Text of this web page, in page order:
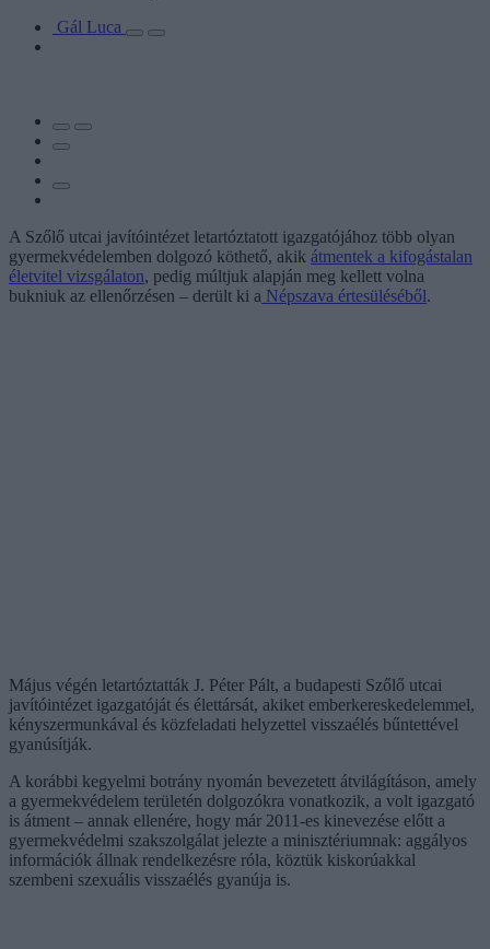
Gál Luca
A Szőlő utcai javítóintézet letartóztatott igazgatójához több olyan
gyermekvédelemben dolgozó köthető, akik átmentek a kifogástalan
életvitel vizsgálaton, pedig múltjuk alapján meg kellett volna
bukniuk az ellenőrzésen – derült ki a Népszava értesüléséből.
Május végén letartóztatták J. Péter Pált, a budapesti Szőlő utcai
javítóintézet igazgatóját és élettársát, akiket emberkereskedelemmel,
kényszermunkával és közfeladati helyzettel visszaélés bűntettével
gyanúsítják.
A korábbi kegyelmi botrány nyomán bevezetett átvilágításon, amely
a gyermekvédelem területén dolgozókra vonatkozik, a volt igazgató
is átment – annak ellenére, hogy már 2011-es kinevezése előtt a
gyermekvédelmi szakszolgálat jelezte a minisztériumnak: aggályos
információk állnak rendelkezésre róla, köztük kiskorúakkal
szembeni szexuális visszaélés gyanúja is.